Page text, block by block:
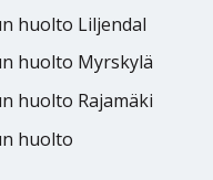
huolto Liljendal
huolto Myrskylä
huolto Rajamäki
huolto